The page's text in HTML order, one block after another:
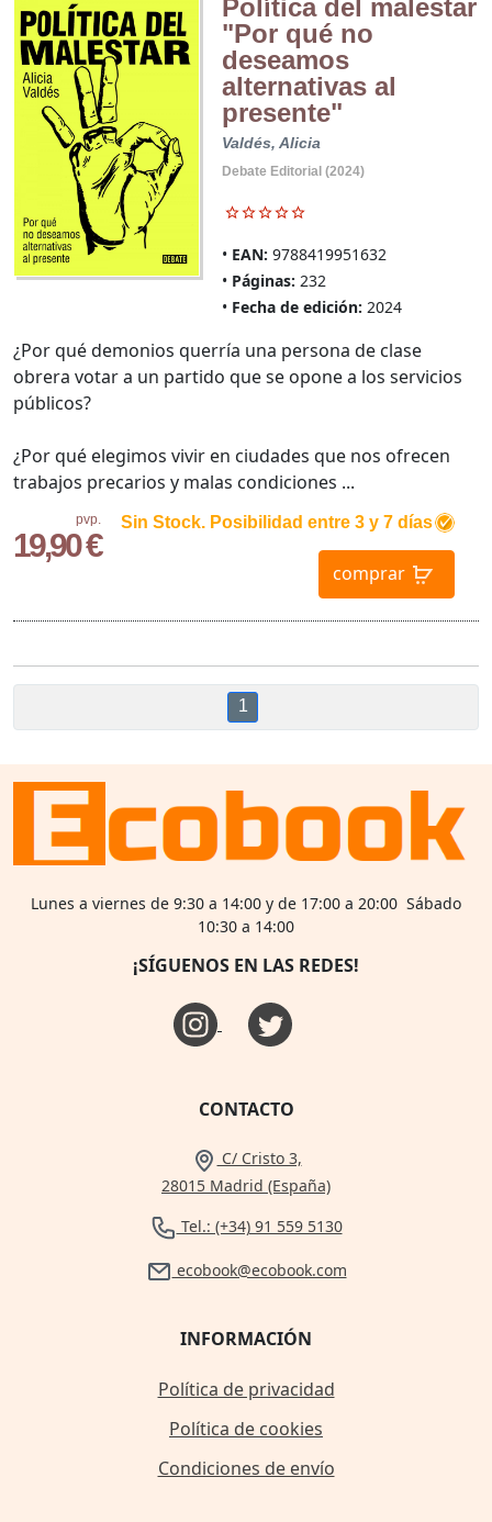
Política del malestar
"Por qué no
deseamos
alternativas al
presente"
Valdés, Alicia
Debate Editorial (2024)
EAN: 9788419951632
Páginas: 232
Fecha de edición: 2024
pvp.
19,90 €
Sin Stock. Posibilidad entre 3 y 7 días
comprar
¿Por qué demonios querría una persona de clase
obrera votar a un partido que se opone a los servicios
públicos?
¿Por qué elegimos vivir en ciudades que nos ofrecen
trabajos precarios y malas condiciones ...
1
Lunes a viernes de 9:30 a 14:00 y de 17:00 a 20:00 Sábado
10:30 a 14:00
¡SÍGUENOS EN LAS REDES!
CONTACTO
C/ Cristo 3,
28015 Madrid (España)
Tel.: (+34) 91 559 5130
ecobook@ecobook.com
INFORMACIÓN
Política de privacidad
Política de cookies
Condiciones de envío